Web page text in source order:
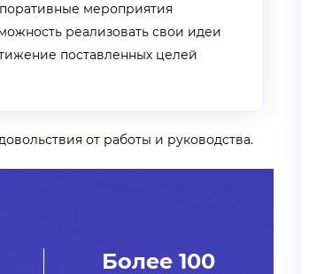
мероприятия
реализовать свои идеи
поставленных целей
от работы и руководства.
Более 100